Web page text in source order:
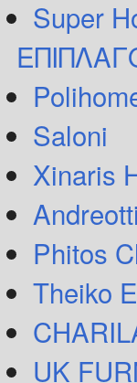
Super
Saloni
Xinaris
Andreotti
Phitos
Theiko
UK